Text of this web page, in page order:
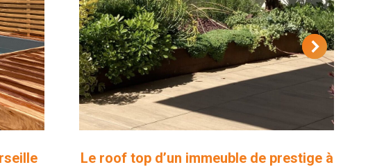
Le roof top d’un immeuble de prestige à